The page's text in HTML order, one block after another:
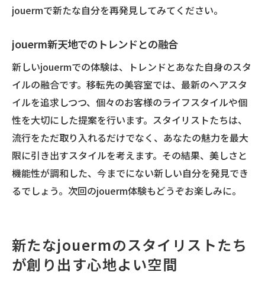
jouermで新たな自分を再発見してみてください。
jouerm新天地でのトレンドとの融合
新しいjouermでの体験は、トレンドとあなた自身のスタ
イルの融合です。移転先の美容室では、最新のヘアスタ
イルを追求しつつ、個々のお客様のライフスタイルや個
性を大切にした提案を行います。スタイリストたちは、
流行をただ取り入れるだけでなく、あなたの魅力を最大
限に引き出すスタイルを考えます。その結果、美しさと
機能性が調和した、今までにない新しい自分を発見でき
るでしょう。次回のjouerm体験もどうぞお楽しみに。
新たなjouermのスタイリストたち
が創り出す心地よい空間